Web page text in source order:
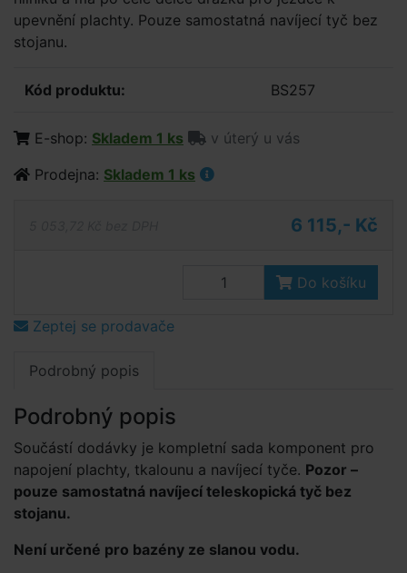
upevnění plachty. Pouze samostatná navíjecí tyč bez
stojanu.
Kód produktu: BS257
E-shop: Skladem 1 ks
v úterý u vás
Prodejna: Skladem 1 ks
6 115,- Kč
Do košíku
Zeptej se prodavače
Podrobný popis
Podrobný popis
Součástí dodávky je kompletní sada komponent pro
napojení plachty, tkalounu a navíjecí tyče. Pozor –
pouze samostatná navíjecí teleskopická tyč bez
stojanu.
Není určené pro bazény ze slanou vodu.